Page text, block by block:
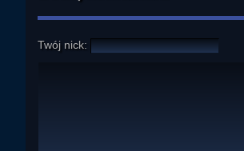
Twój nick: